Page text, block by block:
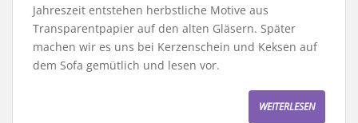
Jahreszeit entstehen herbstliche Motive aus
Transparentpapier auf den alten Gläsern. Später
machen wir es uns bei Kerzenschein und Keksen auf
dem Sofa gemütlich und lesen vor.
WEITERLESEN